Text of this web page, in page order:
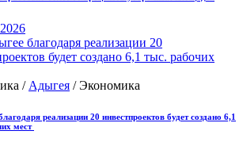
/ Адыгея / Экономика
реализации 20 инвестпроектов будет создано 6,1
мест